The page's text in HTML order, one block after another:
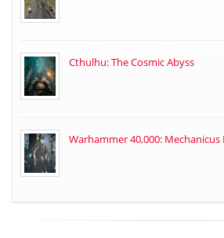
Cthulhu: The Cosmic Abyss
Warhammer 40,000: Mechanicus